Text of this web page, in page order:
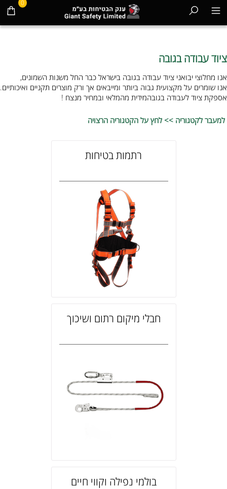
0
ציוד עבודה בגובה
אנו מחלוצי יבואני ציוד עבודה בגובה בישראל כבר החל משנות השמונים,
אנו שומרים על מקצועית גבוה ביותר ומייבאים אך ורק מוצרים תקניים ואיכותיים.
אספקת ציוד לעבודה בגובהמידית מהמלאי ובמחיר מנצח !
למעבר לקטגוריה >> לחץ על הקטגוריה הרצויה
רתמות בטיחות
חבלי מיקום רתום ושיכוך
בולמי נפילה וקווי חיים